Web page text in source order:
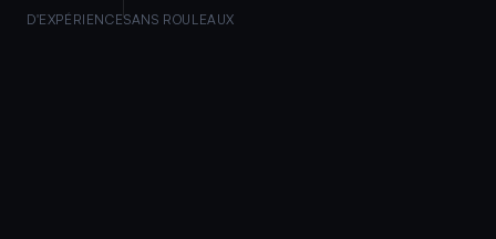
D'EXPÉRIENCESANS ROULEAUX